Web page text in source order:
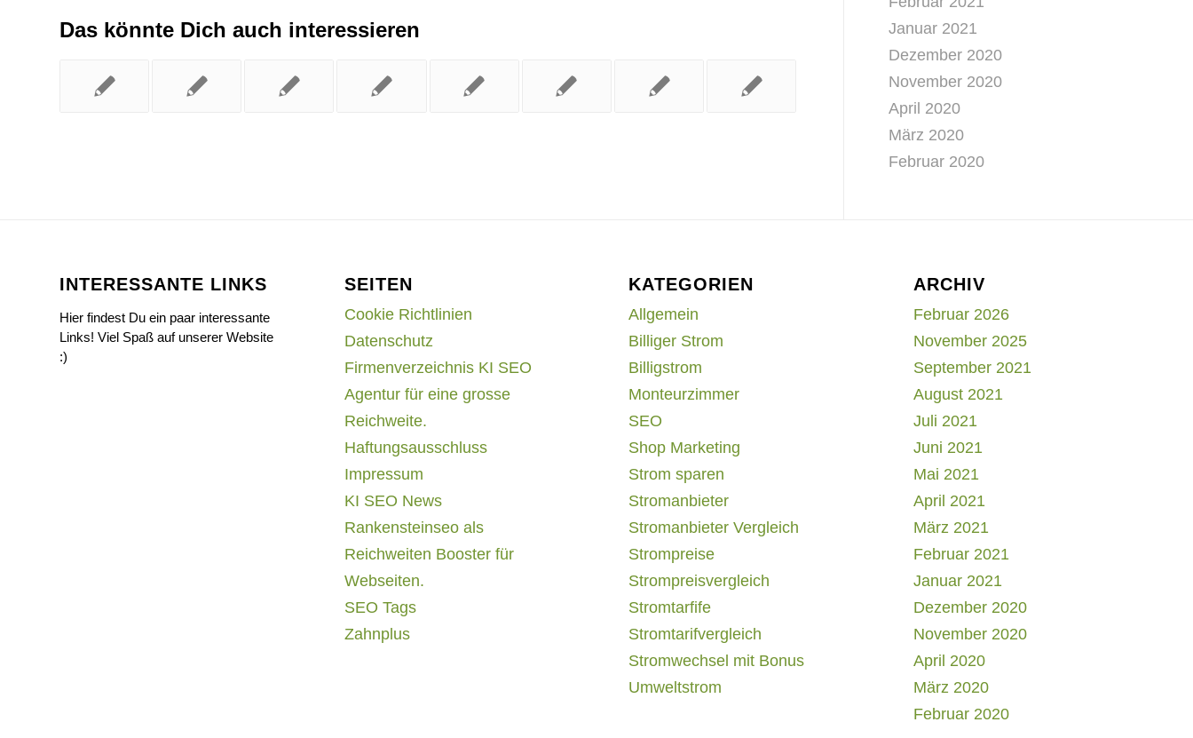
Das könnte Dich auch interessieren
Januar 2021
Dezember 2020
November 2020
April 2020
März 2020
Februar 2020
INTERESSANTE LINKS
Hier findest Du ein paar interessante
Links! Viel Spaß auf unserer Website
:)
SEITEN
Cookie Richtlinien
Datenschutz
Firmenverzeichnis KI SEO
Agentur für eine grosse
Reichweite.
Haftungsausschluss
Impressum
KI SEO News
Rankensteinseo als
Reichweiten Booster für
Webseiten.
SEO Tags
Zahnplus
KATEGORIEN
Allgemein
Billiger Strom
Billigstrom
Monteurzimmer
SEO
Shop Marketing
Strom sparen
Stromanbieter
Stromanbieter Vergleich
Strompreise
Strompreisvergleich
Stromtarfife
Stromtarifvergleich
Stromwechsel mit Bonus
Umweltstrom
ARCHIV
Februar 2026
November 2025
September 2021
August 2021
Juli 2021
Juni 2021
Mai 2021
April 2021
März 2021
Februar 2021
Januar 2021
Dezember 2020
November 2020
April 2020
März 2020
Februar 2020